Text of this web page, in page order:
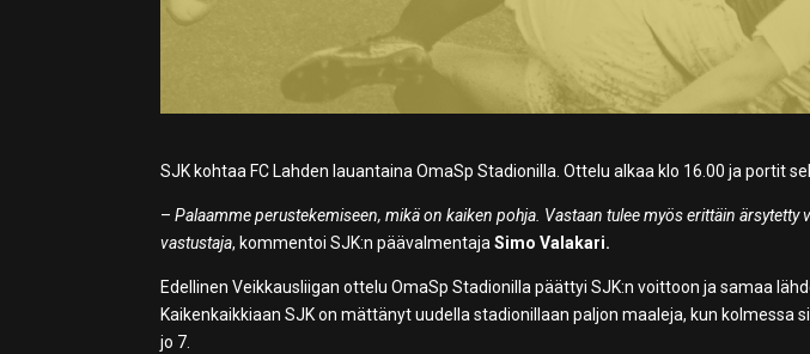
SJK kohtaa FC Lahden lauantaina OmaSp Stadionilla. Ottelu alkaa klo 16.00 ja portit
–Palaamme perustekemiseen, mikä on kaiken pohja. Vastaan tulee myös erittäin ärsytetty
vastustaja, kommentoi SJK:n päävalmentajaSimo Valakari.
Edellinen Veikkausliigan ottelu OmaSp Stadionilla päättyi SJK:n voittoon ja samaa
Kaikenkaikkiaan SJK on mättänyt uudella stadionillaan paljon maaleja, kun kolmessa
jo 7.